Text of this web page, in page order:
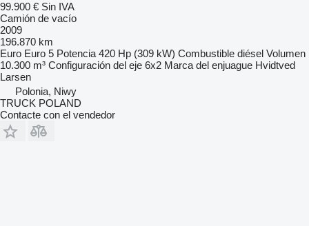
99.900 € Sin IVA
Camión de vacío
2009
196.870 km
Euro Euro 5 Potencia 420 Hp (309 kW) Combustible diésel Volumen
10.300 m³ Configuración del eje 6x2 Marca del enjuague Hvidtved
Larsen
Polonia, Niwy
TRUCK POLAND
Contacte con el vendedor